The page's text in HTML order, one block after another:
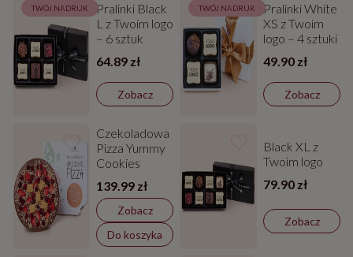
TWÓJ NADRUK
Pralinki Black
L z Twoim logo
– 6 sztuk
64.89 zł
Zobacz
TWÓJ NADRUK
Pralinki White
XS z Twoim
logo – 4 sztuki
49.90 zł
Zobacz
Czekoladowa
Pizza Yummy
Cookies
139.99 zł
Zobacz
Do koszyka
Black XL z
Twoim logo
79.90 zł
Zobacz